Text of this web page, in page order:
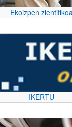
Ekoizpen
IKERTU